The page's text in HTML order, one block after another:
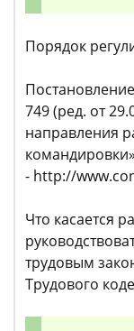
Порядок
749 (ред. от
направления
командировки»
- http://
Что касается
трудовым
Трудового